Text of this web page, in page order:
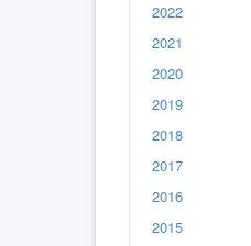
2022
2021
2020
2019
2018
2017
2016
2015